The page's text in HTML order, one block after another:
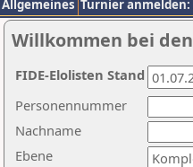
Allgemeines Turnier anmelden:
Willkommen bei
Nachname
Ebene
Personennummer
FIDE-Elolisten Stand